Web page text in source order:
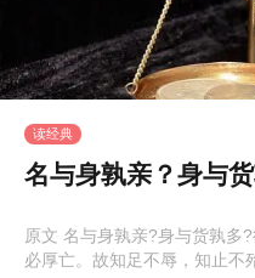
读经典
名与身孰亲？身与
原文 名与身孰亲?身与货孰多
必厚亡。故知足不辱，知止不